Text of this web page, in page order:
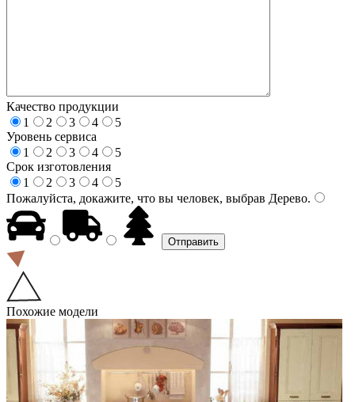
Качество продукции
1
2 3 4
5
Уровень сервиса
1
2 3 4
5
Срок изготовления
1
2 3 4
5
Пожалуйста, докажите, что вы человек, выбрав Дерево.
Похожие модели